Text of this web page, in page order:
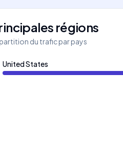
régions
du trafic par pays
United States